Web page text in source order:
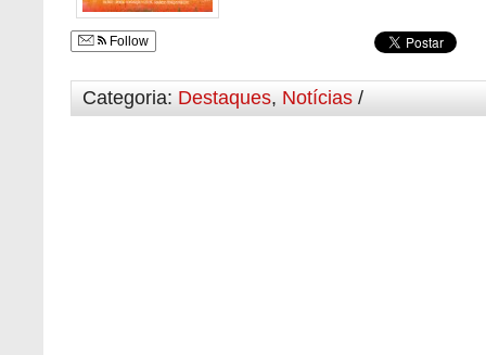
Follow
Categoria: Destaques, Notícias /